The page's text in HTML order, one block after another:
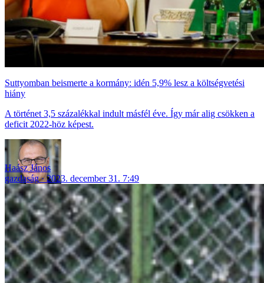
Suttyomban beismerte a kormány: idén 5,9% lesz a költségvetési
hiány
A történet 3,5 százalékkal indult másfél éve. Így már alig csökken a
deficit 2022-höz képest.
Haász János
gazdaság
2023. december 31. 7:49